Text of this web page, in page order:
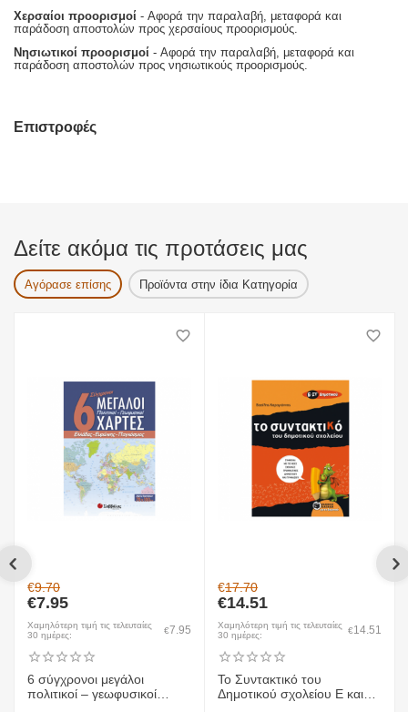
Χερσαίοι προορισμοί - Αφορά την παραλαβή, μεταφορά και
παράδοση αποστολών προς χερσαίους προορισμούς.
Νησιωτικοί προορισμοί - Αφορά την παραλαβή, μεταφορά και
παράδοση αποστολών προς νησιωτικούς προορισμούς.
Επιστροφές
Δείτε ακόμα τις προτάσεις μας
Αγόρασε επίσης Προϊόντα στην ίδια Κατηγορία
€9.70
€7.95
Χαμηλότερη τιμή τις τελευταίες
30 ημέρες:
€7.95
6 σύγχρονοι μεγάλοι
πολιτικοί – γεωφυσικοί
€17.70
€14.51
Χαμηλότερη τιμή τις τελευταίες
30 ημέρες:
€14.51
To Συντακτικό του
Δημοτικού σχολείου Ε και